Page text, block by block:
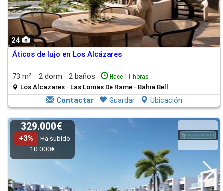
24
Áticos de lujo en Los Alcázares
73 m² 2 dorm. 2 baños Hace 11 horas
Los Alcazares - Las Lomas De Rame - Bahia Bell
Contactar Guardar Ubicación
329.000€
+3%
Ha subido
10.000€